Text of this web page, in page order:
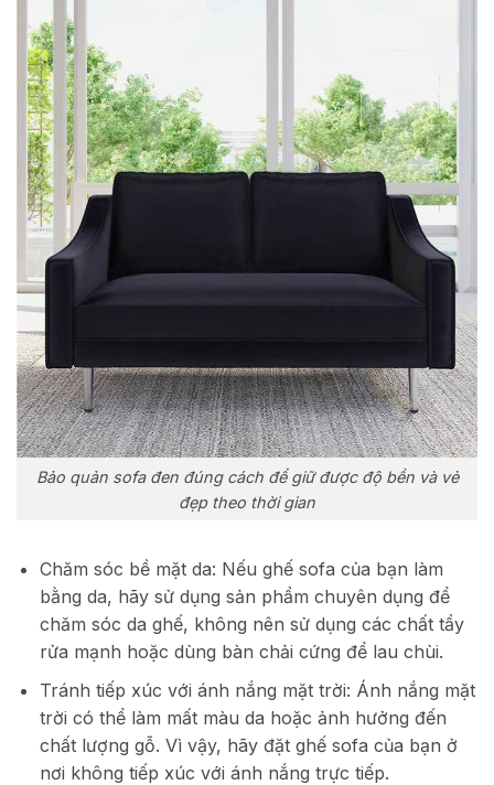
Bảo quản sofa đen đúng cách để giữ được độ bền và vẻ
đẹp theo thời gian
Chăm sóc bề mặt da: Nếu ghế sofa của bạn làm
bằng da, hãy sử dụng sản phẩm chuyên dụng để
chăm sóc da ghế, không nên sử dụng các chất tẩy
rửa mạnh hoặc dùng bàn chải cứng để lau chùi.
Tránh tiếp xúc với ánh nắng mặt trời: Ánh nắng mặt
trời có thể làm mất màu da hoặc ảnh hưởng đến
chất lượng gỗ. Vì vậy, hãy đặt ghế sofa của bạn ở
nơi không tiếp xúc với ánh nắng trực tiếp.